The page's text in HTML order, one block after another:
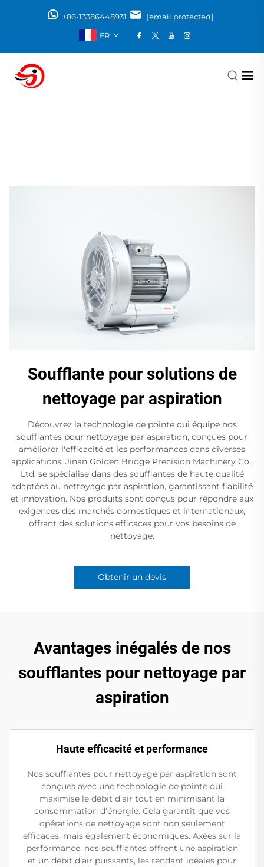
+86-13386448931
[email protected]
FR
Soufflante pour solutions de
nettoyage par aspiration
Découvrez la technologie de pointe qui équipe nos
soufflantes pour nettoyage par aspiration, conçues pour
améliorer l'efficacité et les performances dans diverses
applications. Jinan Golden Bridge Precision Machinery Co.,
Ltd. se spécialise dans des soufflantes de haute qualité
adaptées au nettoyage par aspiration, garantissant fiabilité
et innovation. Nos produits sont conçus pour répondre aux
exigences des marchés domestiques et internationaux,
offrant des solutions efficaces pour vos besoins de
nettoyage.
Obtenir un devis
Avantages inégalés de nos
soufflantes pour nettoyage par
aspiration
Haute efficacité et performance
Nos soufflantes pour nettoyage par aspiration sont
conçues avec une technologie de pointe qui
maximise le débit d'air tout en minimisant la
consommation d'énergie. Cela garantit que vos
opérations de nettoyage sont non seulement
efficaces, mais également économiques. Axées sur la
performance, nos soufflantes offrent une aspiration
et un débit d'air puissants, les rendant idéales pour